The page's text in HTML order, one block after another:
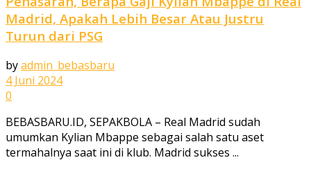
Madrid, Apakah Lebih Besar Atau Justru
Turun dari PSG
byadmin_bebasbaru
4 Juni 2024
0
BEBASBARU.ID, SEPAKBOLA – Real Madrid sudah
umumkan Kylian Mbappe sebagai salah satu aset
termahalnya saat ini di klub. Madrid sukses ...